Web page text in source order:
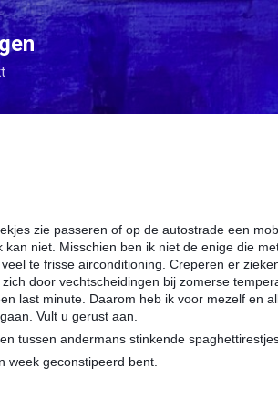
Doorgaan naar
zie pas­seren of op de autostrade een
kan niet. Misschien ben ik niet de enige die
te frisse airconditioning. Creperen er
door vechtscheidingen bij zomerse
last minute. Daarom heb ik voor mezelf en
Vult u gerust aan.
tussen andermans ­stinkende
week geconstipeerd bent.